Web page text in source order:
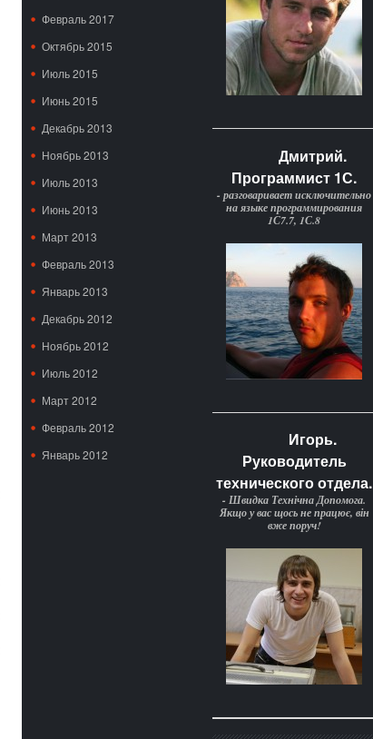
Февраль 2017
Октябрь 2015
Июль 2015
Июнь 2015
Декабрь 2013
Ноябрь 2013
Июль 2013
Июнь 2013
Март 2013
Февраль 2013
Январь 2013
Декабрь 2012
Ноябрь 2012
Июль 2012
Март 2012
Февраль 2012
Январь 2012
Дмитрий.
Программист 1С.
- разговаривает исключительно
на языке программирования
1С7.7, 1С.8
Игорь.
Руководитель
технического отдела.
- Швидка Технічна Допомога.
Якщо у вас щось не працює, він
вже поруч!